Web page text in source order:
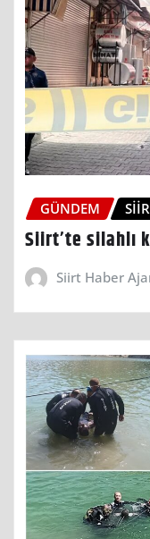
GÜNDEM
Siirt’te silahlı
Siirt Haber